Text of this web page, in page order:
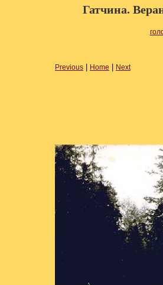
Гатчина.
Previous Home Next